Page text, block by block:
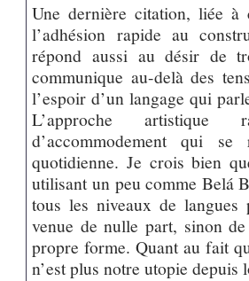
Une dernière citation, liée
l’adhésion rapide au
répond aussi au désir de
communique au-delà des
l’espoir d’un langage qui
L’approche
d’accommodement qui
quotidienne. Je crois bien
utilisant un peu comme Belá
tous les niveaux de langues
venue de nulle part, sinon
propre forme. Quant au fait
n’est plus notre utopie depuis